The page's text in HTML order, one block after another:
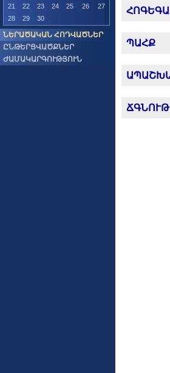
21
22 23 24 25 26
27
28
29 30
ՆԵՐԱԾԱԿԱՆ ՀՈԴՎԱԾՆԵՐ
ԸՆԹԵՐՑՎԱԾՔՆԵՐ
ԺԱՄԱԿԱՐԳՈՒԹՅՈՒՆ
ՊԱՀՔ